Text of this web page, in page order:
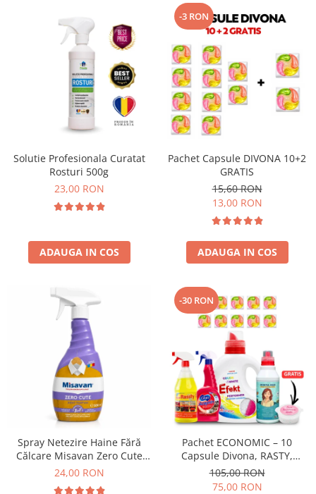
Solutie Profesionala Curatat
Rosturi 500g
23,00 RON
ADAUGA IN COS
-3 RON
Pachet Capsule DIVONA 10+2
GRATIS
15,60 RON
13,00 RON
ADAUGA IN COS
Spray Netezire Haine Fără
Călcare Misavan Zero Cute
Zero Parfum 500 ml
24,00 RON
-30 RON
Pachet ECONOMIC – 10
Capsule Divona, RASTY,
ACEPRIN, Efekt, Secretul Deliei
+ Sare Inalbire GRATIS
105,00 RON
75,00 RON